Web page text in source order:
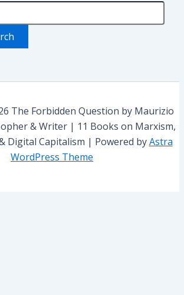
The Forbidden Question by Maurizio
& Writer | 11 Books on Marxism,
Digital Capitalism | Powered byAstra
WordPress Theme